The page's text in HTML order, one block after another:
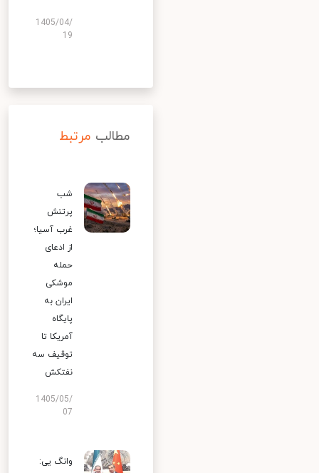
1405/04/
19
مطالب مرتبط
شب
پرتنش
غرب آسیا؛
از ادعای
حمله
موشکی
ایران به
پایگاه
آمریکا تا
توقیف سه
نفتکش
1405/05/
07
وانگ یی: